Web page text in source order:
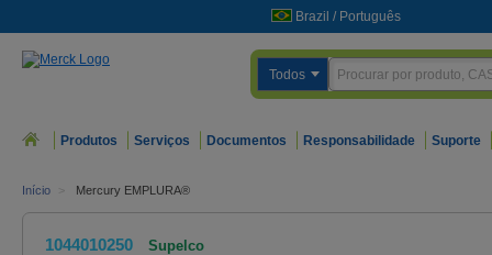
Brazil / Português
Todos
Produtos Serviços Documentos Responsabilidade Suporte
Início > Mercury EMPLURA®
1044010250 Supelco